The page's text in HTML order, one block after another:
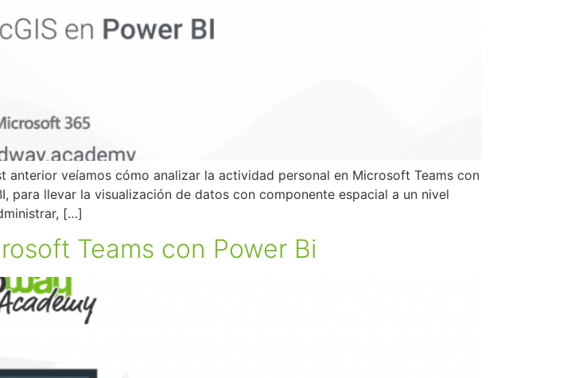
veíamos cómo analizar la actividad personal en Microsoft Teams con
para llevar la visualización de datos con componente espacial a un nivel
[…]
Teams con Power Bi